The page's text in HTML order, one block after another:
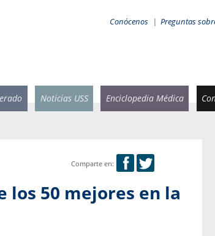
Conócenos | Preguntas
Noticias USS Enciclopedia Médica
Comparte en:
los 50 mejores en la
Decana facultad de Odontología,
Universidad San Sebastián.